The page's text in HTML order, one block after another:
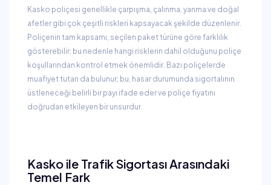
Kasko poliçesi genellikle çarpışma, çalınma, yanma ve doğal
afetler gibi çok çeşitli riskleri kapsayacak şekilde düzenlenir.
Poliçenin tam kapsamı, seçilen paket türüne göre farklılık
gösterebilir; bu nedenle hangi risklerin dahil olduğunu poliçe
koşullarından kontrol etmek önemlidir. Bazı poliçelerde
muafiyet tutarı da bulunur; bu, hasar durumunda sigortalının
üstleneceği belirli bir payı ifade eder ve poliçe fiyatını
doğrudan etkileyen bir unsurdur.
Kasko ile Trafik Sigortası Arasındaki
Temel Fark